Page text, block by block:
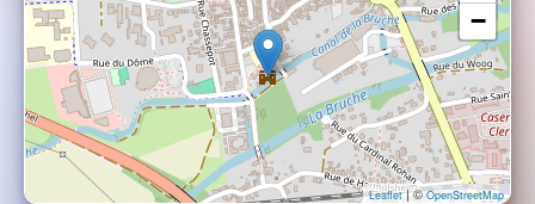
−
Leaflet| ©OpenStreetMap